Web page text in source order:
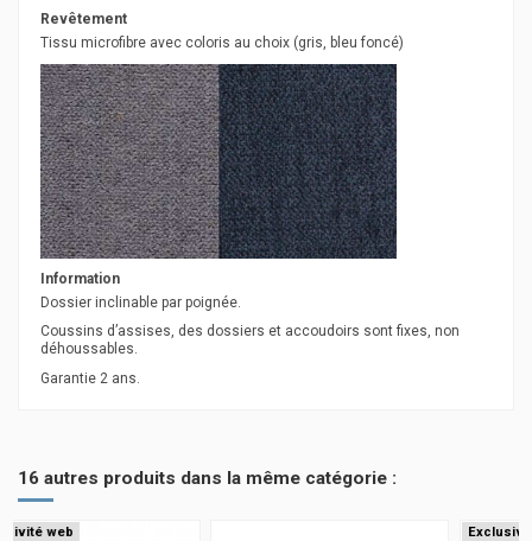
Revêtement
Tissu microfibre avec coloris au choix (gris, bleu foncé)
Information
Dossier inclinable par poignée.
Coussins d’assises, des dossiers et accoudoirs sont fixes, non
déhoussables.
Garantie 2 ans.
16 autres produits dans la même catégorie :